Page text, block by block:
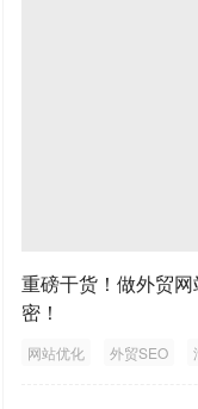
重磅干货！做外贸
密！
网站优化 外贸SEO